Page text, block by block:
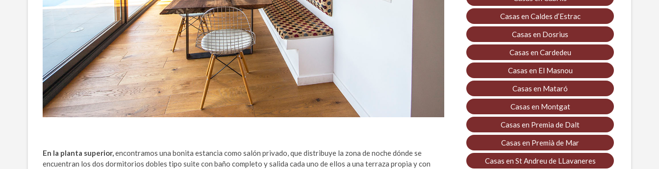
En la planta superior,encontramos una bonita estancia como salón privado, que distribuye la zona de noche dónde se
encuentran los dos dormitorios dobles tipo suite con baño completo y salida cada uno de ellos a una terraza propia y con
Casas en Caldes d’Estrac
Casas en Dosrius
Casas en Cardedeu
Casas en El Masnou
Casas en Mataró
Casas en Montgat
Casas en Premia de Dalt
Casas en Premià de Mar
Casas en St Andreu de LLavaneres